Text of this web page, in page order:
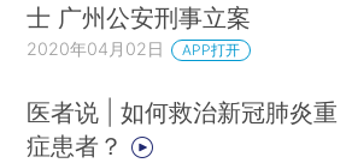
士 广州公安刑事立案
2020年04月02日 APP打开
医者说 | 如何救治新冠肺炎重
症患者？